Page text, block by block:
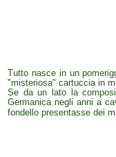
Tutto nasce in un
"misteriosa" cartuccia in
Se da un lato la
Germanica negli anni a
fondello presentasse dei